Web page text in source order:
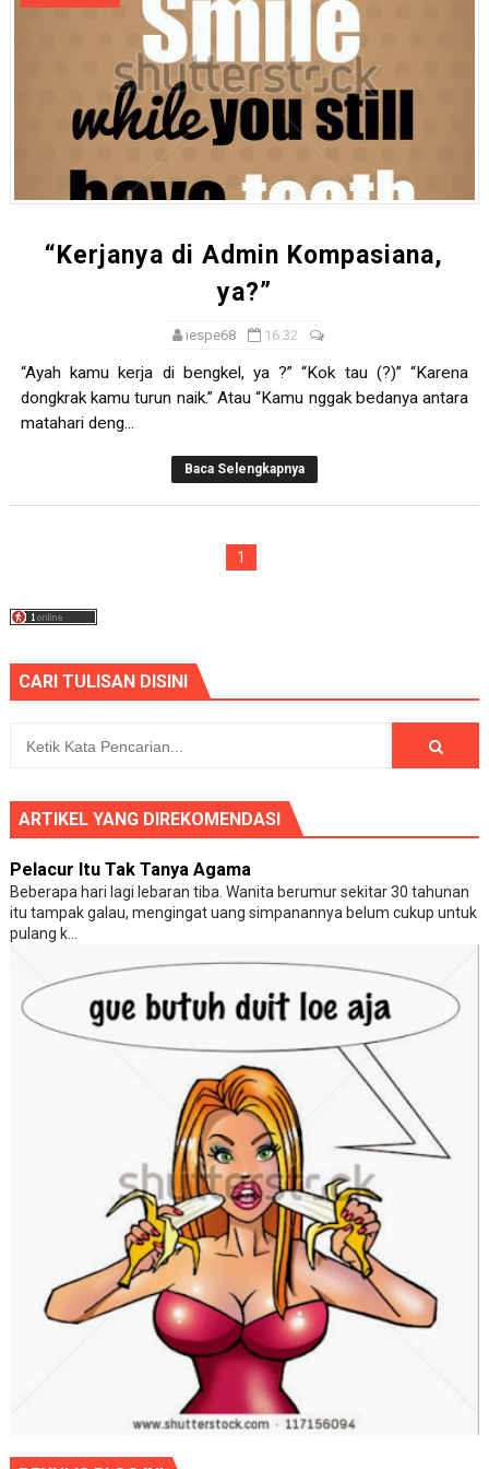
“Kerjanya di Admin Kompasiana,
ya?”
iespe68 16.32
“Ayah kamu kerja di bengkel, ya ?” “Kok tau (?)” “Karena
dongkrak kamu turun naik.” Atau “Kamu nggak bedanya antara
matahari deng...
Baca Selengkapnya
1
CARI TULISAN DISINI
ARTIKEL YANG DIREKOMENDASI
Pelacur Itu Tak Tanya Agama
Beberapa hari lagi lebaran tiba. Wanita berumur sekitar 30 tahunan
itu tampak galau, mengingat uang simpanannya belum cukup untuk
pulang k...